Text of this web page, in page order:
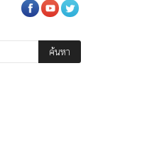
ร.๙ ฝากต้นจามจุรีและเพลงไว้เตือนใจ!!